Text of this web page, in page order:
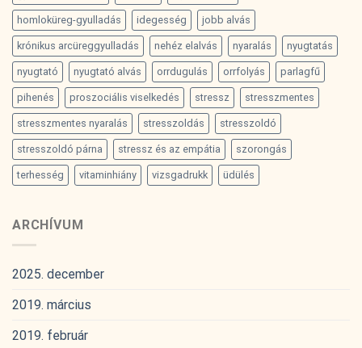
homloküreg-gyulladás idegesség jobb alvás
krónikus arcüreggyulladás nehéz elalvás nyaralás nyugtatás
nyugtató nyugtató alvás orrdugulás orrfolyás parlagfű
pihenés proszociális viselkedés stressz stresszmentes
stresszmentes nyaralás stresszoldás stresszoldó
stresszoldó párna stressz és az empátia szorongás
terhesség vitaminhiány vizsgadrukk üdülés
ARCHÍVUM
2025. december
2019. március
2019. február